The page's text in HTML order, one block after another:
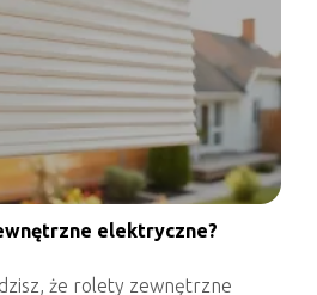
elektryczne?
że rolety zewnętrzne